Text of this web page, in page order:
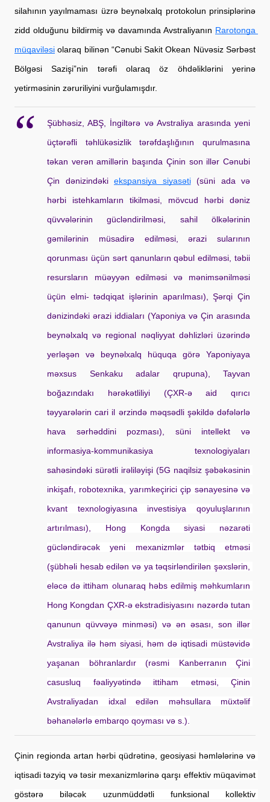
silahının yayılmaması üzrə beynəlxalq protokolun prinsiplərinə
zidd olduğunu bildirmiş və davamında Avstraliyanın Rarotonga
müqaviləsi olaraq bilinən “Cənubi Sakit Okean Nüvəsiz Sərbəst
Bölgəsi Sazişi”nin tərəfi olaraq öz öhdəliklərini yerinə
yetirməsinin zəruriliyini vurğulamışdır.
Şübhəsiz, ABŞ, İngiltərə və Avstraliya arasında yeni
üçtərəfli təhlükəsizlik tərəfdaşlığının qurulmasına
təkan verən amillərin başında Çinin son illər Cənubi
Çin dənizindəki ekspansiya siyasəti (süni ada və
hərbi istehkamların tikilməsi, mövcud hərbi dəniz
qüvvələrinin gücləndirilməsi, sahil ölkələrinin
gəmilərinin müsadirə edilməsi, ərazi sularının
qorunması üçün sərt qanunların qəbul edilməsi, təbii
resursların müəyyən edilməsi və mənimsənilməsi
üçün elmi- tədqiqat işlərinin aparılması), Şərqi Çin
dənizindəki ərazi iddiaları (Yaponiya və Çin arasında
beynəlxalq və regional nəqliyyat dəhlizləri üzərində
yerləşən və beynəlxalq hüquqa görə Yaponiyaya
məxsus Senkaku adalar qrupuna), Tayvan
boğazındakı hərəkətliliyi (ÇXR-ə aid qırıcı
təyyarələrin cari il ərzində məqsədli şəkildə dəfələrlə
hava sərhəddini pozması), süni intellekt və
informasiya-kommunikasiya texnologiyaları
sahəsindəki sürətli irəliləyişi (5G naqilsiz şəbəkəsinin
inkişafı, robotexnika, yarımkeçirici çip sənayesinə və
kvant texnologiyasına investisiya qoyuluşlarının
artırılması), Hong Kongda siyasi nəzarəti
gücləndirəcək yeni mexanizmlər tətbiq etməsi
(şübhəli hesab edilən və ya təqsirləndirilən şəxslərin,
eləcə də ittiham olunaraq həbs edilmiş məhkumların
Hong Kongdan ÇXR-ə ekstradisiyasını nəzərdə tutan
qanunun qüvvəyə minməsi) və ən əsası, son illər
Avstraliya ilə həm siyasi, həm də iqtisadi müstəvidə
yaşanan böhranlardır (rəsmi Kanberranın Çini
casusluq fəaliyyətində ittiham etməsi, Çinin
Avstraliyadan idxal edilən məhsullara müxtəlif
bəhanələrlə embarqo qoyması və s.).
Çinin regionda artan hərbi qüdrətinə, geosiyasi həmlələrinə və
iqtisadi təzyiq və təsir mexanizmlərinə qarşı effektiv müqavimət
göstərə biləcək uzunmüddətli funksional kollektiv